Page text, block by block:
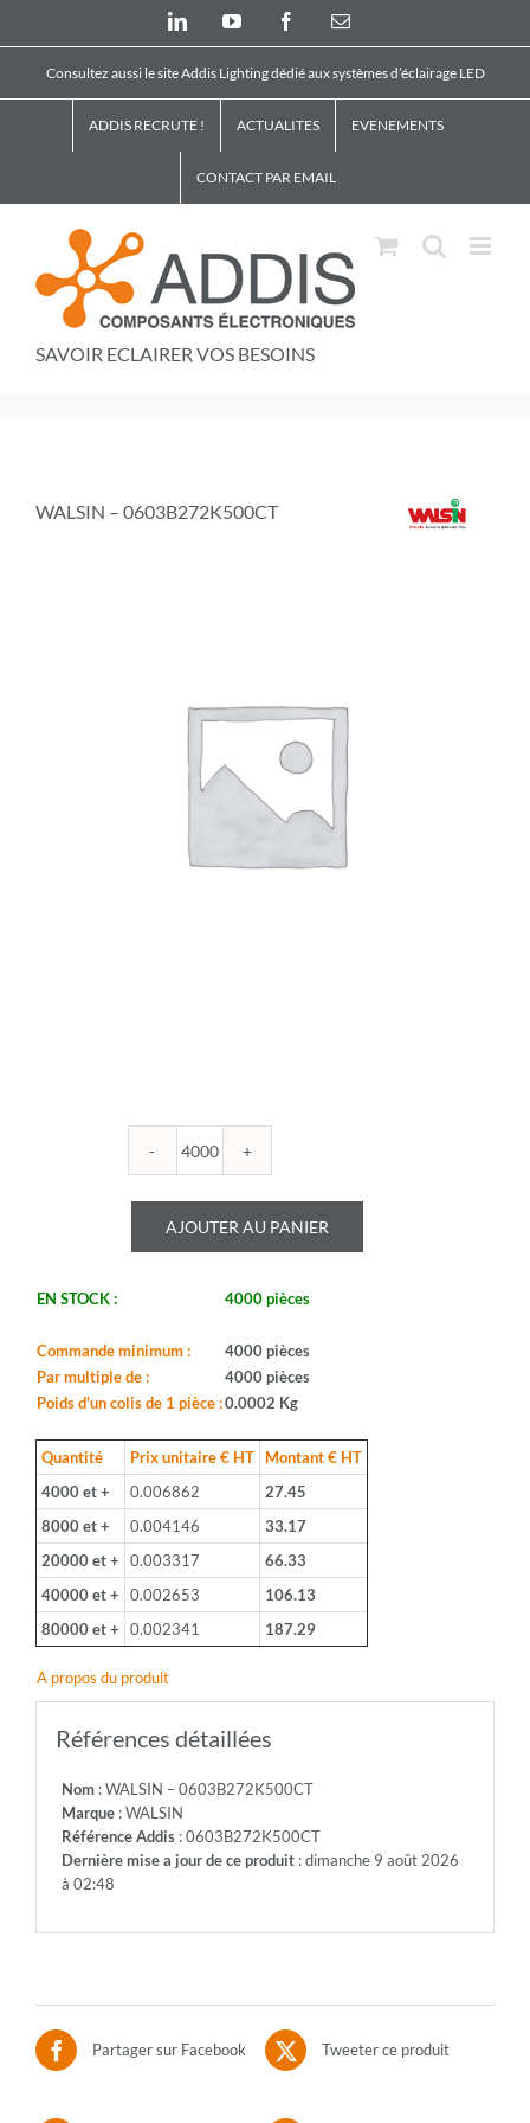
LinkedInYouTube FacebookEmail
Consultez aussi le site Addis Lighting dédié aux systèmes d’éclairage LED
ADDIS RECRUTE ! ACTUALITES EVENEMENTS
CONTACT PAR EMAIL
SAVOIR ECLAIRER VOS BESOINS
WALSIN – 0603B272K500CT
quantité
WALSIN
-
0603B272K500CT
AJOUTER AU PANIER
EN STOCK : 4000 pièces
Commande minimum :
4000 pièces
Par multiple de :
4000 pièces
Poids d'un colis de 1 pièce :0.0002 Kg
Quantité Prix unitaire € HT
Montant € HT
4000 et +
0.006862
27.45
8000 et +
0.004146
33.17
20000 et +
0.003317
66.33
40000 et +
0.002653
106.13
80000 et +
0.002341 187.29
A propos du produit
Références détaillées
Nom: WALSIN – 0603B272K500CT
Marque: WALSIN
Référence Addis: 0603B272K500CT
Dernière mise a jour de ce produit: dimanche 9 août 2026
à 02:48
Partager sur Facebook Tweeter ce produit